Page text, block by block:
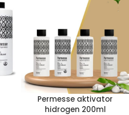
Permesse aktivator
hidrogen 200ml